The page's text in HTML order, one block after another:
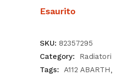
Esaurito
SKU: 82357295
Category:
Radiatori
Tags:
A112 ABARTH